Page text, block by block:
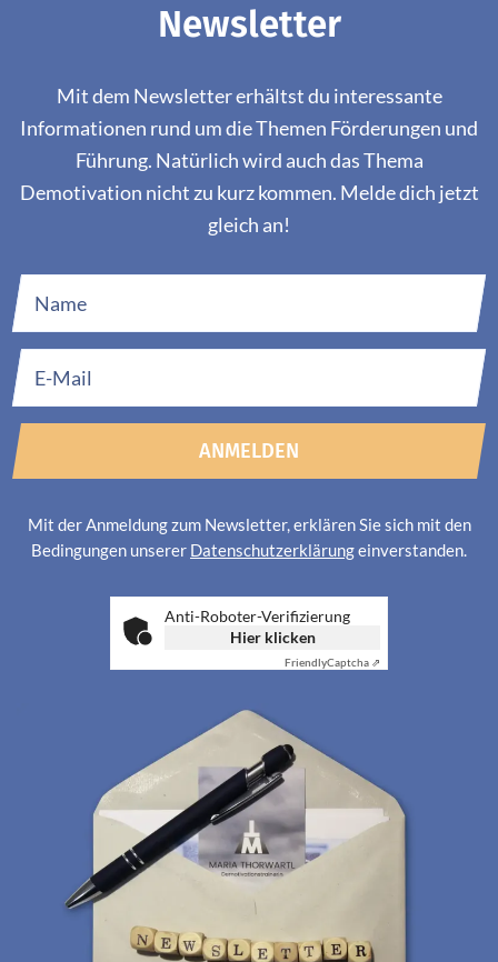
Newsletter
Mit dem Newsletter erhältst du interessante
Informationen rund um die Themen Förderungen und
Führung. Natürlich wird auch das Thema
Demotivation nicht zu kurz kommen. Melde dich jetzt
gleich an!
ANMELDEN
Mit der Anmeldung zum Newsletter, erklären Sie sich mit den
Bedingungen unserer Datenschutzerklärungeinverstanden.
Anti-Roboter-Verifizierung
Hier klicken
FriendlyCaptcha ⇗